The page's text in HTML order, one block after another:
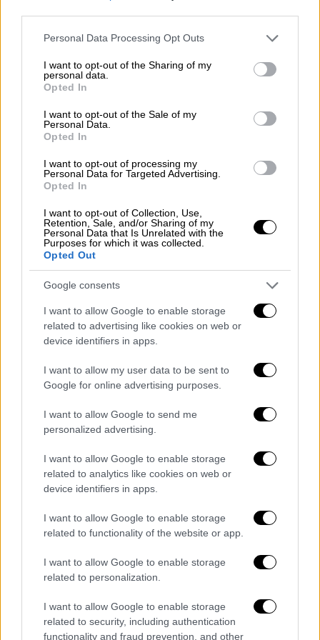
Please note that this website/app uses one or more Google
not limited to your visit or usage behaviour. You may click to
grant or deny consent to Google and its third-party tags to
use your data for below specified purposes in below Google
consent section.
Personal Data Processing Opt Outs
I want to opt-out of the Sharing of my
personal data.
Opted In
I want to opt-out of the Sale of my
Personal Data.
Opted In
I want to opt-out of processing my
Personal Data for Targeted Advertising.
Opted In
I want to opt-out of Collection, Use,
Retention, Sale, and/or Sharing of my
Personal Data that Is Unrelated with the
Purposes for which it was collected.
Opted Out
Google consents
I want to allow Google to enable storage
related to advertising like cookies on web or
device identifiers in apps.
I want to allow my user data to be sent to
Google for online advertising purposes.
I want to allow Google to send me
personalized advertising.
I want to allow Google to enable storage
related to analytics like cookies on web or
device identifiers in apps.
I want to allow Google to enable storage
related to functionality of the website or app.
I want to allow Google to enable storage
related to personalization.
I want to allow Google to enable storage
related to security, including authentication
functionality and fraud prevention, and other
κλάδου δεν αποτελεί απλώς μια χαμένη
ευκαιρία, αλλά τηντελική επιβεβαίωση μιας
οργανωμένης πολιτικής εξαπάτησης
παραλόγου, ο Υπουργός Υγείας, ο οποίος επί
δύο χρόνια εργαλειοποιεί τις αγωνίες
χιλιάδων εργαζομένων, έχει αναγάγει την
αθέτηση των υποσχέσεων σε επιστήμη.
Μοιράζει "δεσμεύσεις" στις κάμερες και τα
Κυβερνητικά έδρανα, τις οποίες μετά ξεχνά
με την ίδια ευκολία».
Οι τρεις δεσμεύσεις για τους
νοσηλευτές που «πάγωσαν»
Με βάση τα όσα δημοσίως έχουν πει τα
κυβερνητικά στελέχη αλλά και ο υπουργός
Yγείας Άδωνις Γεωργιάδης,
οι νοσηλευτές θα είχαν αναβαθμιστεί
μισθολογικά αλλά και εργασιακά. Ωστόσο,
ακόμα και σήμερα τίποτα δεν έχει
ενεργοποιηθεί.
Συγκεκριμένα:
1. Η ηγεσία του υπουργείου Υγείας είχε
Επαγγελματικό Κλάδο Νοσηλευτικού
Προσωπικού-κάτι που θα εξασφάλιζε
θεσμική θωράκιση και αυτοτέλεια, αλλά και
αυξήσεις.
Ωστόσο, όπως αναφέρουν πληροφορίες του
ethnos.gr, αν και αρχικά είχε συμπεριληφθεί